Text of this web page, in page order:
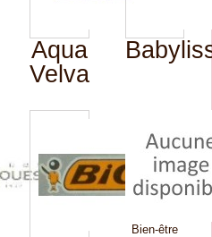
Aqua
Velva
Bien-être